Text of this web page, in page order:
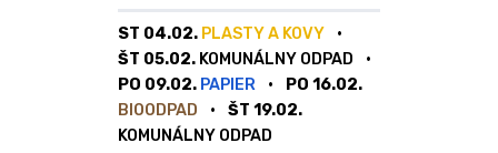
ST 04.02. PLASTY A KOVY
ŠT 05.02. KOMUNÁLNY ODPAD
PO 09.02. PAPIER
PO 16.02.
BIOODPAD
ŠT 19.02.
KOMUNÁLNY ODPAD